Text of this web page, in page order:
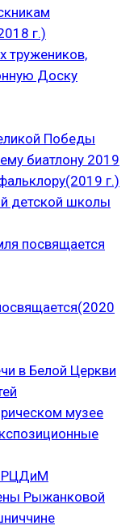
г.)
тружеников,
Доску
Победы
биатлону 2019
г.)
детской школы
посвящается
в Белой Церкви
музее
Рыжанковой